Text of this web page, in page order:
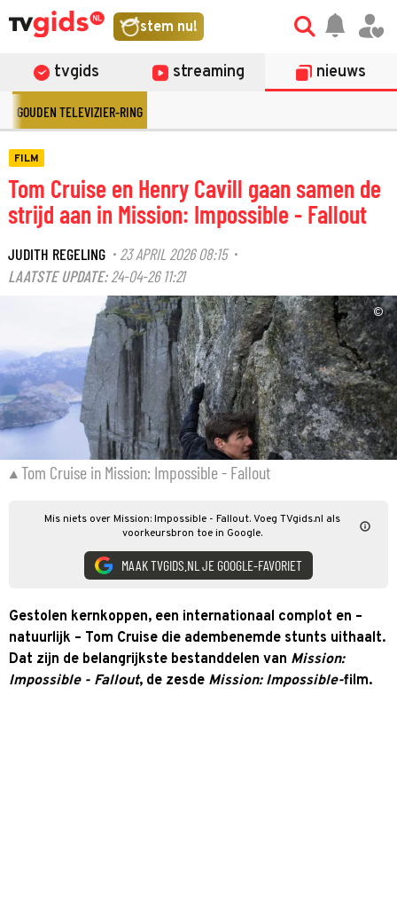
stem nu!
tvgids streaming nieuws
GOUDEN TELEVIZIER-RING
FILM
Tom Cruise en Henry Cavill gaan samen de
strijd aan in Mission: Impossible - Fallout
JUDITH REGELING · 23 APRIL 2026 08:15·
LAATSTE UPDATE: 24-04-26 11:21
©
Tom Cruise in Mission: Impossible - Fallout
Mis niets over Mission: Impossible - Fallout. Voeg TVgids.nl als
voorkeursbron toe in Google.
MAAK TVGIDS.NL JE GOOGLE-FAVORIET
Gestolen kernkoppen, een internationaal complot en –
natuurlijk – Tom Cruise die adembenemde stunts uithaalt.
Dat zijn de belangrijkste bestanddelen van Mission:
Impossible - Fallout, de zesde Mission: Impossible-film.